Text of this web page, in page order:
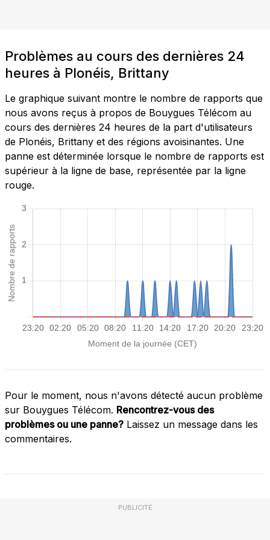
Problèmes au cours des dernières 24
heures à Plonéis, Brittany
Le graphique suivant montre le nombre de rapports que
nous avons reçus à propos de Bouygues Télécom au
cours des dernières 24 heures de la part d'utilisateurs
de Plonéis, Brittany et des régions avoisinantes. Une
panne est déterminée lorsque le nombre de rapports est
supérieur à la ligne de base, représentée par la ligne
rouge.
Pour le moment, nous n'avons détecté aucun problème
sur Bouygues Télécom. Rencontrez-vous des
problèmes ou une panne? Laissez un message dans les
commentaires.
PUBLICITÉ